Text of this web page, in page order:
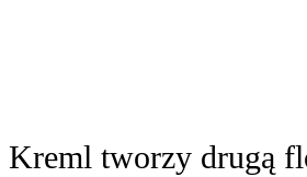
Kreml tworzy drugą